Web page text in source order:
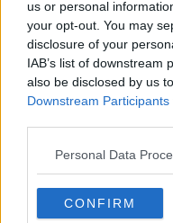
us or personal
your opt-out. You may
disclosure of your
IAB’s list of downstream
also be disclosed by us
Downstream Participants
Personal Data
CONFIRM
popolarità in un momento
caro Primo Ministro, è
conclamate anche per
inserire fra gli esperti del
Pornhub
(che a IO e la
segnato, ma non